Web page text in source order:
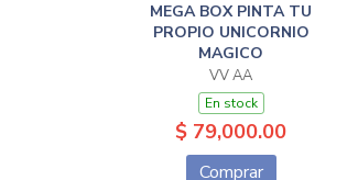
MEGA BOX PINTA TU
PROPIO UNICORNIO
MAGICO
VV AA
En stock
$ 79,000.00
Comprar